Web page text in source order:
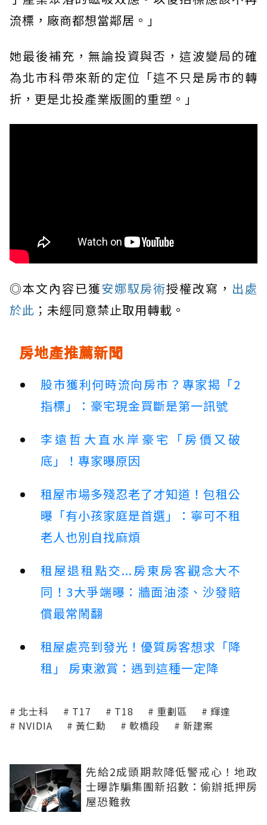
流標，廠商都想當鄰居。」
她最後補充，無論投資與否，這波變局的確
為北市科帶來新的定位「這不只是房市的轉
折，更是北投產業版圖的重塑。」
◎本文內容已獲安娜馭房術授權改寫， 出處
於此 ；未經同意禁止取用轉載。
房地產推薦新聞
股市獲利何時流向房市？專家揭「2
指標」：豪宅現金買斷是第一訊號
李遠哲大直水岸豪宅「房價又破
底」！專家曝原因
租屋市場多殘忍老了才知道！包租公
曝「有小孩家庭是首選」：寧可不租
老人也別自找麻煩
租屋退租點交...房東房客觀念大不
同！3大爭端曝：牆面油漆、沙發賠
償最常鬧翻
租屋處亮到發光！優質房客想求「降
租」 房東激賞：遇到這種一定降
北士科 T17 T18 重劃區
輝達
NVIDIA
黃仁勳 軟橋段 新建案
先給2成頭期款降低警戒心！地政
士曝詐騙集團新招數：偷辦抵押房
屋恐難救